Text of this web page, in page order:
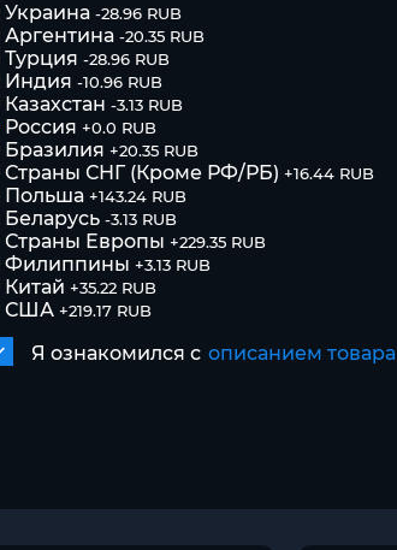
Украина -28.96 RUB
Аргентина -20.35 RUB
Турция -28.96 RUB
Индия -10.96 RUB
Казахстан -3.13 RUB
Россия +0.0 RUB
Бразилия +20.35 RUB
Страны СНГ (Кроме РФ/РБ) +16.44 RUB
Польша +143.24 RUB
Беларусь -3.13 RUB
Страны Европы +229.35 RUB
Филиппины +3.13 RUB
Китай +35.22 RUB
США +219.17 RUB
Я ознакомился с описанием товара